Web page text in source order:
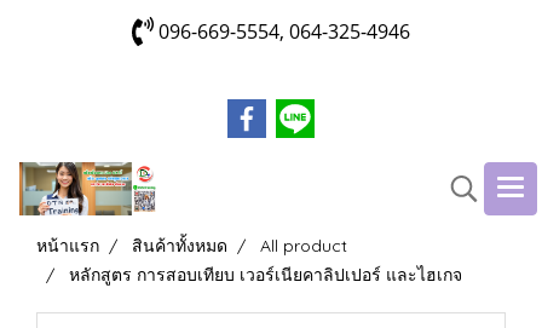
096-669-5554, 064-325-4946
หน้าแรก สินค้าทั้งหมด
All product
หลักสูตร การสอบเทียบ เวอร์เนียคาลิปเปอร์ และไฮเกจ